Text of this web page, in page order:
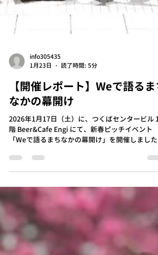
【開催レポート】Weで語るま
なかの幕開け
2026年1月17日（土）に、つくばセンタービル１
階 Beer&Cafe Engi にて、新春ピッチイベント